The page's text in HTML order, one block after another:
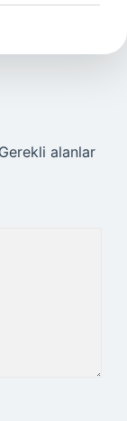
Gerekli alanlar